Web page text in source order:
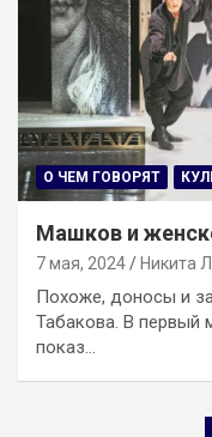
О ЧЕМ ГОВОРЯТ
Машков и
7 мая, 2024 Никита
Похоже, доносы и
Табакова. В первый
показ…